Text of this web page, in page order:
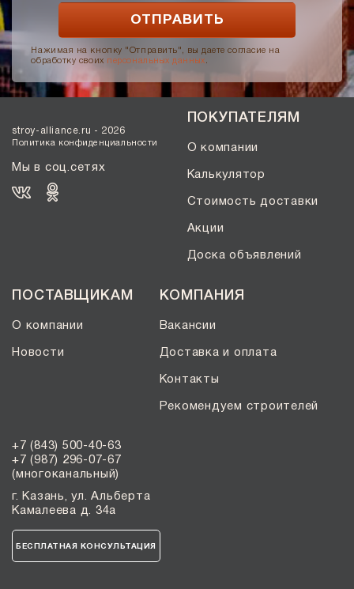
Нажимая на кнопку "Отправить", вы даете согласие на
обработку своих персональных данных .
stroy-alliance.ru - 2026
Политика конфиденциальности
Мы в соц.сетях
ПОКУПАТЕЛЯМ
О компании
Калькулятор
Стоимость доставки
Акции
Доска объявлений
ПОСТАВЩИКАМ
О компании
Новости
КОМПАНИЯ
Вакансии
Доставка и оплата
Контакты
Рекомендуем строителей
+7 (843) 500-40-63
+7 (987) 296-07-67
(многоканальный)
г. Казань, ул. Альберта
Камалеева д. 34а
БЕСПЛАТНАЯ КОНСУЛЬТАЦИЯ